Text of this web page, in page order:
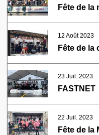
Fête de la
12 Août 2023
Fête de la
23 Juil. 2023
FASTNET
22 Juil. 2023